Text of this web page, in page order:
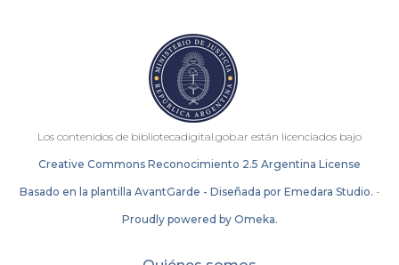
Los contenidos de bibliotecadigital.gob.ar están licenciados bajo
Creative Commons Reconocimiento 2.5 Argentina License
Basado en la plantilla AvantGarde - Diseñada por Emedara Studio. -
Proudly powered by Omeka.